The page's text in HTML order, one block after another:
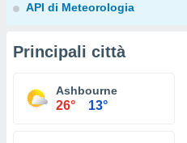
API di Meteorologia
Principali città
Ashbourne
26° 13°